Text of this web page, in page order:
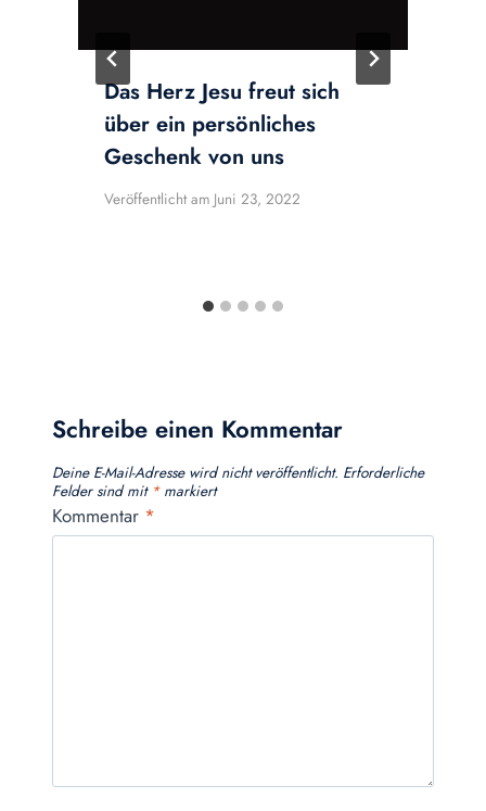
Das Herz Jesu freut sich
über ein persönliches
Geschenk von uns
Veröffentlicht am Juni 23, 2022
Schreibe einen Kommentar
Deine E-Mail-Adresse wird nicht veröffentlicht. Erforderliche
Felder sind mit *markiert
Kommentar *